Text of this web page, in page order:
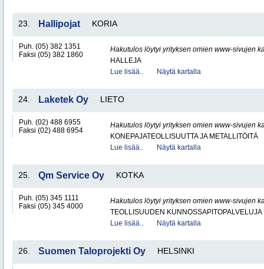
23. Hallipojat KORIA
Puh. (05) 382 1351
Faksi (05) 382 1860
Hakutulos löytyi yrityksen omien www-sivujen
HALLEJA
Lue lisää..
Näytä kartalla
24. Laketek Oy LIETO
Puh. (02) 488 6955
Faksi (02) 488 6954
Hakutulos löytyi yrityksen omien www-sivujen
KONEPAJATEOLLISUUTTA JA METALLITÖITÄ
Lue lisää..
Näytä kartalla
25. Qm Service Oy KOTKA
Puh. (05) 345 1111
Faksi (05) 345 4000
Hakutulos löytyi yrityksen omien www-sivujen
TEOLLISUUDEN KUNNOSSAPITOPALVELUJA
Lue lisää..
Näytä kartalla
26. Suomen Taloprojekti Oy HELSINKI